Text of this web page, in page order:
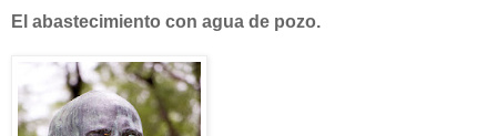
El abastecimiento con agua de pozo.